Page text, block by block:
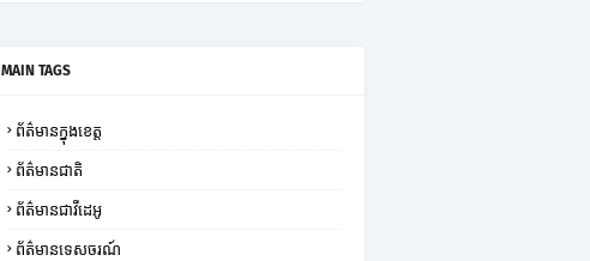
MAIN TAGS
ព័ត៌មានក្នុងខេត្ត
ព័ត៌មានជាតិ
ព័ត៌មានជាវីដេអូ
ព័ត៌មានទេសចរណ៍